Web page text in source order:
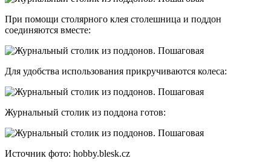
При помощи столярного клея столешница и поддон
соединяются вместе:
Для удобства использования прикручиваются колеса:
Журнальный столик из поддона готов:
Источник фото: hobby.blesk.cz